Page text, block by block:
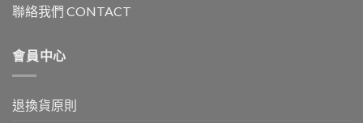
聯絡我們 CONTACT
會員中心
退換貨原則